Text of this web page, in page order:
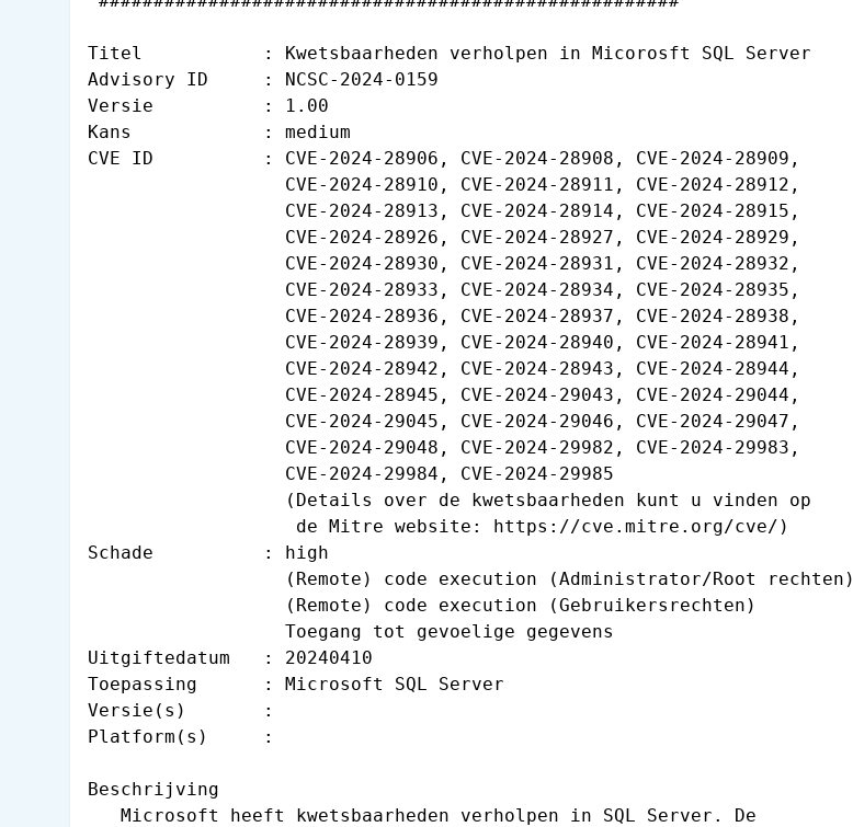
Titel           : Kwetsbaarheden verholpen in Micorosft SQL Server
Advisory ID     : NCSC-2024-0159
Versie          : 1.00
Kans            : medium
CVE ID          : CVE-2024-28906, CVE-2024-28908, CVE-2024-28909,
                  CVE-2024-28910, CVE-2024-28911, CVE-2024-28912,
                  CVE-2024-28913, CVE-2024-28914, CVE-2024-28915,
                  CVE-2024-28926, CVE-2024-28927, CVE-2024-28929,
                  CVE-2024-28930, CVE-2024-28931, CVE-2024-28932,
                  CVE-2024-28933, CVE-2024-28934, CVE-2024-28935,
                  CVE-2024-28936, CVE-2024-28937, CVE-2024-28938,
                  CVE-2024-28939, CVE-2024-28940, CVE-2024-28941,
                  CVE-2024-28942, CVE-2024-28943, CVE-2024-28944,
                  CVE-2024-28945, CVE-2024-29043, CVE-2024-29044,
                  CVE-2024-29045, CVE-2024-29046, CVE-2024-29047,
                  CVE-2024-29048, CVE-2024-29982, CVE-2024-29983,
                  CVE-2024-29984, CVE-2024-29985
                  (Details over de kwetsbaarheden kunt u vinden op
                   de Mitre website: https://cve.mitre.org/cve/)
Schade          : high
                  (Remote) code execution (Administrator/Root rechten)
                  (Remote) code execution (Gebruikersrechten)
                  Toegang tot gevoelige gegevens
Uitgiftedatum   : 20240410
Toepassing      : Microsoft SQL Server
Versie(s)       :
Platform(s)     :
Beschrijving
   Microsoft heeft kwetsbaarheden verholpen in SQL Server. De